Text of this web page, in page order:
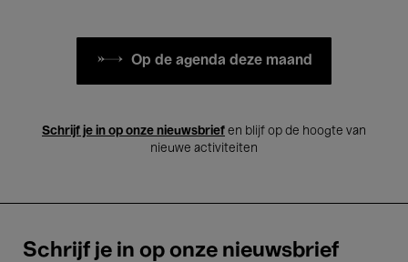
Op de agenda deze maand
Schrijf je in op onze nieuwsbrief en blijf op de hoogte van
nieuwe activiteiten
Schrijf je in op onze nieuwsbrief